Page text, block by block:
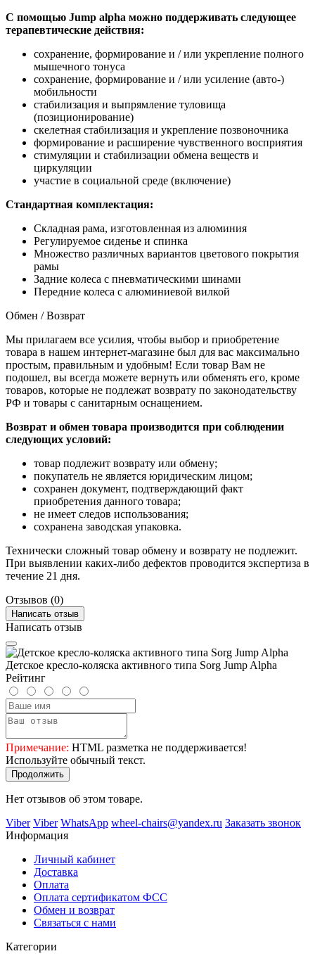
С помощью Jump alpha можно поддерживать следующее
терапевтические действия:
сохранение, формирование и / или укрепление полного
мышечного тонуса
сохранение, формирование и / или усиление (авто-)
мобильности
стабилизация и выпрямление туловища
(позиционирование)
скелетная стабилизация и укрепление позвоночника
формирование и расширение чувственного восприятия
стимуляции и стабилизации обмена веществ и
циркуляции
участие в социальной среде (включение)
Стандартная комплектация:
Складная рама, изготовленная ​​из алюминия
Регулируемое сиденье и спинка
Множество различных вариантов цветового покрытия
рамы
Задние колеса с пневматическими шинами
Передние колеса с алюминиевой вилкой
Обмен / Возврат
Мы прилагаем все усилия, чтобы выбор и приобретение
товара в нашем интернет-магазине был для вас максимально
простым, правильным и удобным! Если товар Вам не
подошел, вы всегда можете вернуть или обменять его, кроме
товаров, которые не подлежат возврату по законодательству
РФ и товары с санитарным оснащением.
Возврат и обмен товара производится при соблюдении
следующих условий:
товар подлежит возврату или обмену;
покупатель не является юридическим лицом;
сохранен документ, подтверждающий факт
приобретения данного товара;
не имеет следов использования;
сохранена заводская упаковка.
Технически сложный товар обмену и возврату не подлежит.
При выявлении каких-либо дефектов проводится экспертиза в
течение 21 дня.
Отзывов (0)
Написать отзыв
Написать отзыв
Детское кресло-коляска активного типа Sorg Jump Alpha
Рейтинг
Примечание: HTML разметка не поддерживается!
Используйте обычный текст.
Продолжить
Нет отзывов об этом товаре.
Viber Viber WhatsApp wheel-chairs@yandex.ru Заказать звонок
Информация
Личный кабинет
Доставка
Оплата
Оплата сертификатом ФСС
Обмен и возврат
Связаться с нами
Категории